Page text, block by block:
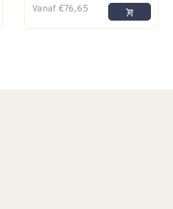
Vanaf €76,65